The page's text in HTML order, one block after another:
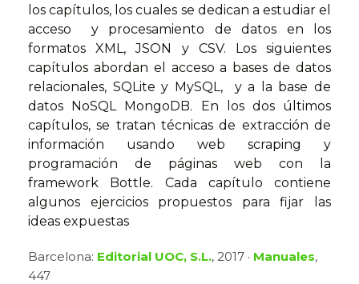
los capítulos, los cuales se dedican a estudiar el
acceso y procesamiento de datos en los
formatos XML, JSON y CSV. Los siguientes
capítulos abordan el acceso a bases de datos
relacionales, SQLite y MySQL, y a la base de
datos NoSQL MongoDB. En los dos últimos
capítulos, se tratan técnicas de extracción de
información usando web scraping y
programación de páginas web con la
framework Bottle. Cada capítulo contiene
algunos ejercicios propuestos para fijar las
ideas expuestas
Barcelona: Editorial UOC, S.L., 2017 · Manuales,
447